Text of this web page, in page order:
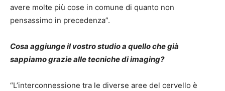
avere molte più cose in comune di quanto non
pensassimo in precedenza”.
Cosa aggiunge il vostro studio a quello che già
sappiamo grazie alle tecniche di imaging?
“L’interconnessione tra le diverse aree del cervello è